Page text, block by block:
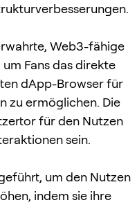
Web3-fähige
Fans das direkte
dApp-Browser für
zu ermöglichen. Die
für den Nutzen
sein.
um den Nutzen
indem sie ihre